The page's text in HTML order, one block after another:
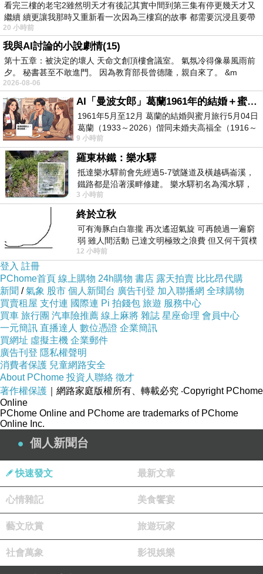
不過此時的我 卻有兩個極端的念頭
一是明年跑全程馬拉松 挑戰自己體能極限...
一是選擇 5 公里全民健跑組 就這樣 慢慢的走 也
許不只走 5 公里 慢慢欣賞風景 拍照
原因無它 只因峽谷風光實在太美
正如同途中所遇的外國朋友 口中直呼 amazing !!
下一篇：
看完三樓的老宅2雖然明天才有後記其實中間到第三集有停更幾天才又
繼續 續更讓我那時又重新看一次因為三樓寫的故事 都需要沉浸且要帶
有
20 小時前
我與AI討論的小說劇情(15)
第十五章：被決定的壞人 天命文創頂樓會議室。 氣氛冷得像暴風雨前
夕。 秘書甚至不敢進門。 因為教育部長曾德隆，親自來了。 &m
2026-08-06
AI「曼波女郎」葛蘭1961年的結婚＋蜜月旅行 #戀上老電影 #葛蘭 #粟子
1961年5月至12月 葛蘭的結婚與蜜月旅行5月04日
葛蘭（1933～2026）偕同未婚夫高福全（1916～
2004）乘郵輪赴倫敦6月15日於英國倫敦St.S
9 小時前
羅東林鐵：樂水驛
抵達樂水驛前會先經過5-7號隧道及橫越碼崙溪，
鐵路都是沿著溪畔修建。 樂水驛初名為濁水驛，
但因與臺鐵集集線車站同名，於1953
3 小時前
終於立秋
可有海豚白白靠攏 再次遙迢氣旋 可再饒過一遍窮
弱 雖人間活動 已達文明極致之浪費 但又何干質樸
者 只能白白陪葬
12 小時前
登入 註冊
PChome首頁 線上購物 24h購物 書店 露天拍賣 比比昂代購
新聞 /氣象 股市 個人新聞台 廣告刊登 加入聯播網 全球購物
買賣租屋 支付連 國際連 Pi 拍錢包 旅遊 服務中心
買車 旅行團 汽車險推薦 線上麻將 雜誌 星座命理 會員中心
一元簡訊 直播達人 數位憑證 企業簡訊
買網址 虛擬主機 企業郵件
廣告刊登 隱私權聲明
消費者保護 兒童網路安全
About PChome 投資人聯絡 徵才
著作權保護 ｜網路家庭版權所有、轉載必究 ‧Copyright PChome
Online
PChome Online and PChome are trademarks of PChome
Online Inc.
個人新聞台
快速發文 最新文章
心情雜記 美食饗宴
藝文欣賞 旅遊玩家
社會萬象 影視娛樂